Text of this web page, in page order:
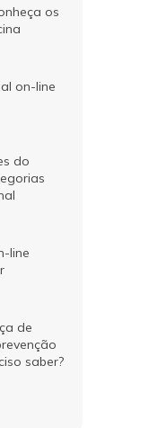
os
on-line
do
line
de
saber?